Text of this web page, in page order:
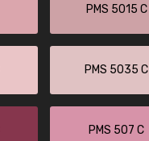
PMS 5015 C
PMS 5035 C
PMS 507 C